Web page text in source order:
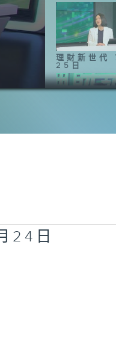
理財新世代
25日
18日
24日